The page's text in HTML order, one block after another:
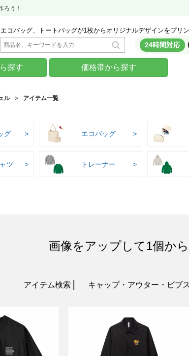
ろう！
エコバッグ、トートバッグが1枚からオリジナルデザインをプリ
24時間対応
探す 価格帯から探す
ル アイテム一覧
グ エコバッグ
ツ トレーナー
画像をアップして1個か
アイテム検索 キャップ・アウター・ビブス